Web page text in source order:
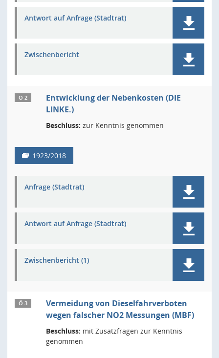
Antwort auf Anfrage (Stadtrat)
Zwischenbericht
Ö 2
Entwicklung der Nebenkosten (DIE
LINKE.)
Beschluss: zur Kenntnis genommen
1923/2018
Anfrage (Stadtrat)
Antwort auf Anfrage (Stadtrat)
Zwischenbericht (1)
Ö 3
Vermeidung von Dieselfahrverboten
wegen falscher NO2 Messungen (MBF)
Beschluss: mit Zusatzfragen zur Kenntnis
genommen